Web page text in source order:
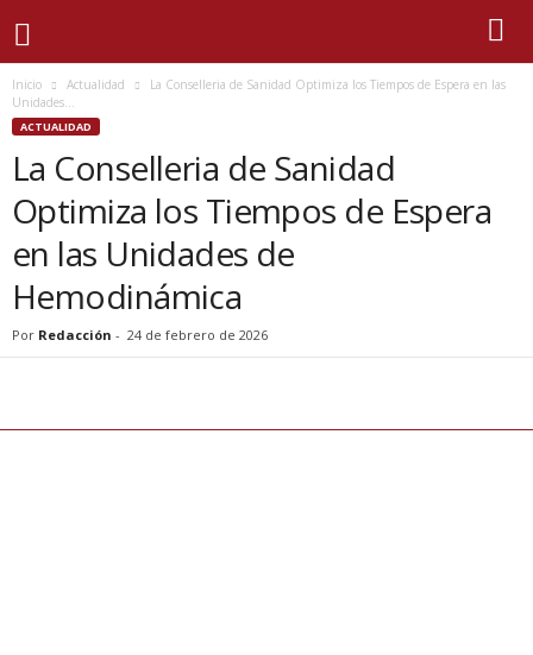
Inicio Actualidad
La Conselleria de Sanidad Optimiza los Tiempos de Espera en las
Unidades...
ACTUALIDAD
La Conselleria de Sanidad
Optimiza los Tiempos de Espera
en las Unidades de
Hemodinámica
Por Redacción - 24 de febrero de 2026